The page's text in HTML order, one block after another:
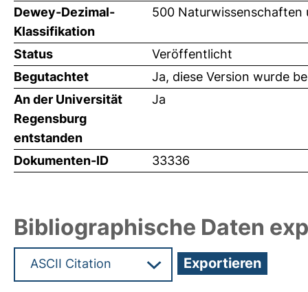
Dewey-Dezimal-
Klassifikation
500 Naturwissenschaften
Status
Veröffentlicht
Begutachtet
Ja, diese Version wurde
An der Universität
Regensburg
entstanden
Ja
Dokumenten-ID 33336
Bibliographische Daten